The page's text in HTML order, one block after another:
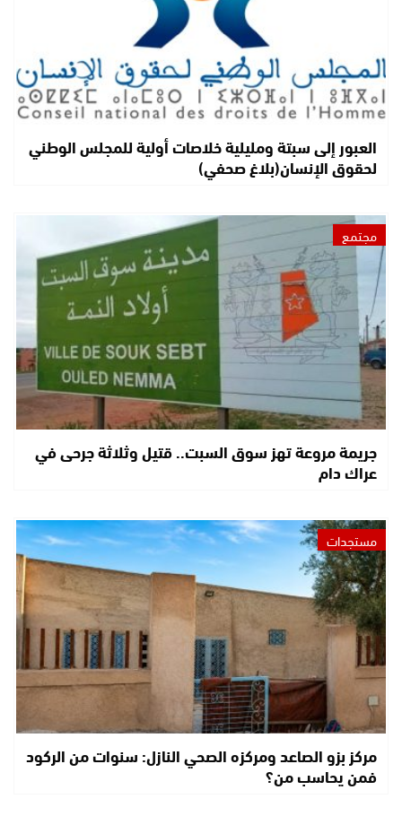
العبور إلى سبتة ومليلية خلاصات أولية للمجلس الوطني
لحقوق الإنسان(بلاغ صحفي)
مجتمع
جريمة مروعة تهز سوق السبت.. قتيل وثلاثة جرحى في
عراك دام
مستجدات
مركز بزو الصاعد ومركزه الصحي النازل: سنوات من الركود
فمن يحاسب من؟